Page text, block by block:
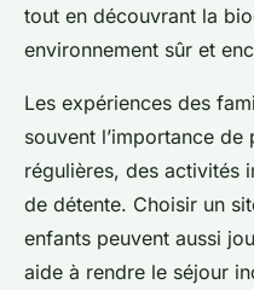
tout en découvrant la
environnement sûr et
Les expériences des
souvent l’importance
régulières, des activités
de détente. Choisir un
enfants peuvent aussi
aide à rendre le séjour